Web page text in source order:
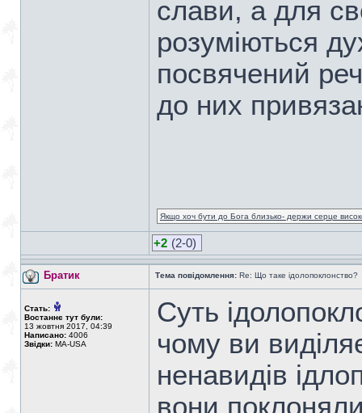
слави, а для
розуміються
посвячений
до них
Якщо хоч бути до Бога близько- держи серце
+2 (2-0)
Братик Тема повідомлення: Re: Що таке ідолопоклонство?
Стать:
Востаннє тут були:
13 жовтня 2017, 04:39
Написано: 4006
Звідки: MA-USA
Суть
чому ви
ненавидів
вони